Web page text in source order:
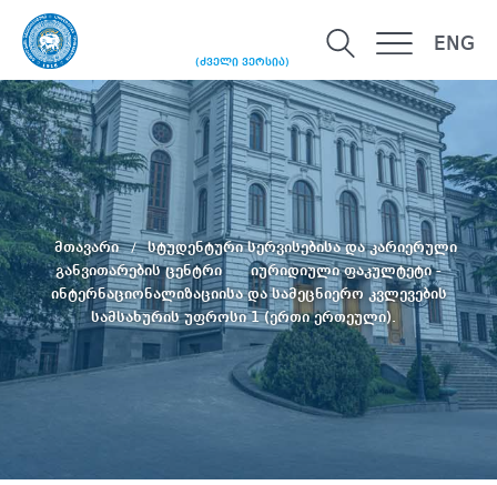
(ძველი ვერსია)
ENG
მთავარი
სტუდენტური სერვისებისა და კარიერული
განვითარების ცენტრი
იურიდიული ფაკულტეტი -
ინტერნაციონალიზაციისა და სამეცნიერო კვლევების
სამსახურის უფროსი 1 (ერთი ერთეული).